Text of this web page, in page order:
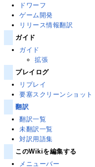
ドワーフ
ゲーム開発
リリース情報翻訳
ガイド
ガイド
拡張
プレイログ
リプレイ
要塞スクリーンショット
翻訳
翻訳一覧
未翻訳一覧
対訳用語集
このWikiを編集する
メニューバー